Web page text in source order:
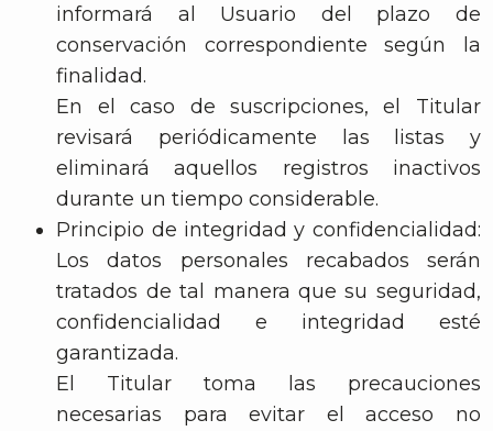
informará al Usuario del plazo de
conservación correspondiente según la
finalidad.
En el caso de suscripciones, el Titular
revisará periódicamente las listas y
eliminará aquellos registros inactivos
durante un tiempo considerable.
Principio de integridad y confidencialidad:
Los datos personales recabados serán
tratados de tal manera que su seguridad,
confidencialidad e integridad esté
garantizada.
El Titular toma las precauciones
necesarias para evitar el acceso no